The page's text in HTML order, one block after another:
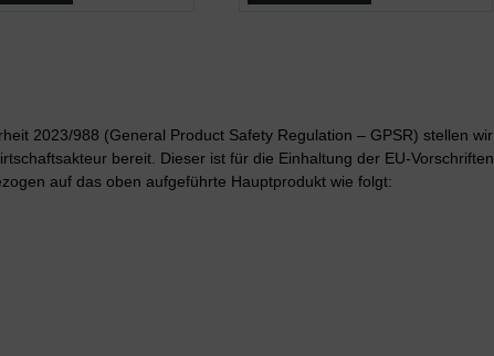
2023/988 (General Product Safety Regulation – GPSR) stellen wir
bereit. Dieser ist für die Einhaltung der EU-Vorschriften
auf das oben aufgeführte Hauptprodukt wie folgt: